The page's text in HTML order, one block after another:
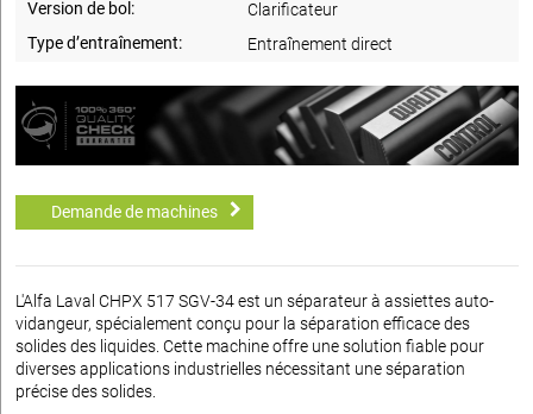
Version de bol:
Clarificateur
Type d’entraînement:
Entraînement direct
Demande de machines
L'Alfa Laval CHPX 517 SGV-34 est un séparateur à assiettes auto-
vidangeur, spécialement conçu pour la séparation efficace des
solides des liquides. Cette machine offre une solution fiable pour
diverses applications industrielles nécessitant une séparation
précise des solides.